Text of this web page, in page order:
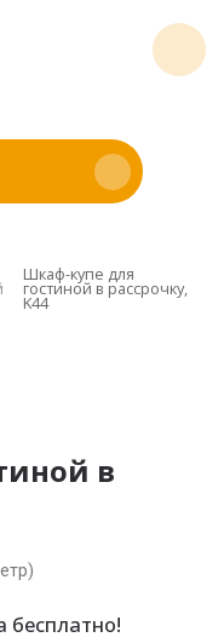
Шкаф-купе для
гостиной в рассрочку,
K44
в
бесплатно!